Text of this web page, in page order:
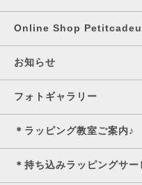
Online Shop
お知らせ
フォトギャラリー
＊ラッピング教室ご案内♪
＊持ち込みラッピングサー